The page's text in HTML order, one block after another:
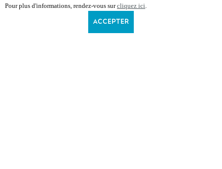
Pour plus d'informations, rendez-vous surcliquez ici.
ACCEPTER